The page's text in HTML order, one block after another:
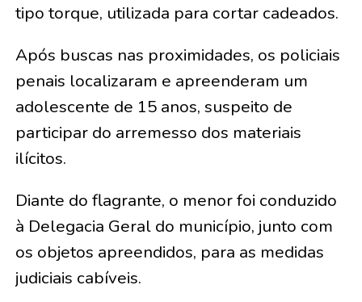
tipo torque, utilizada para cortar cadeados.
Após buscas nas proximidades, os policiais
penais localizaram e apreenderam um
adolescente de 15 anos, suspeito de
participar do arremesso dos materiais
ilícitos.
Diante do flagrante, o menor foi conduzido
à Delegacia Geral do município, junto com
os objetos apreendidos, para as medidas
judiciais cabíveis.